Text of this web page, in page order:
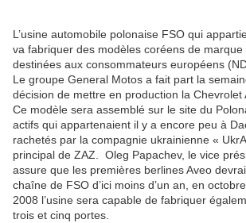
L’usine automobile polonaise FSO qui
va fabriquer des modèles coréens de marque
destinées aux consommateurs européens
Le groupe General Motos a fait part la
décision de mettre en production la Chevrolet
Ce modèle sera assemblé sur le site du
actifs qui appartenaient il y a encore peu à
rachetés par la compagnie ukrainienne «
principal de ZAZ. Oleg Papachev, le vice
assure que les premières berlines Aveo
chaîne de FSO d’ici moins d’un an, en
2008 l’usine sera capable de fabriquer
trois et cinq portes.